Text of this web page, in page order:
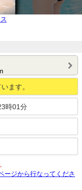
ます。
時01分
ージから行なってくださ